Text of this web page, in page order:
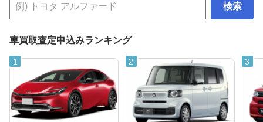
検索
車買取査定申込みランキング